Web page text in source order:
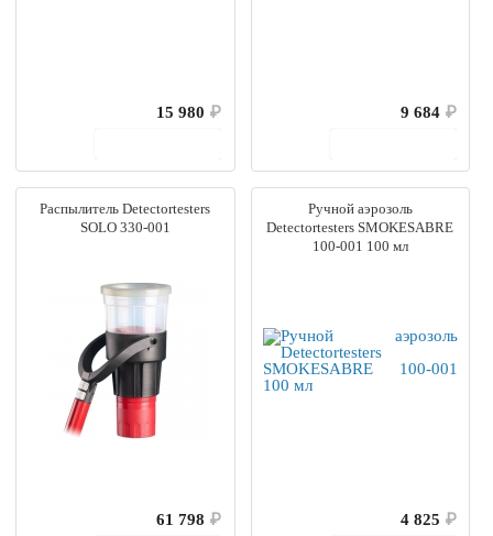
15 980 ₽
9 684 ₽
Распылитель Detectortesters
SOLO 330-001
61 798 ₽
Ручной аэрозоль
Detectortesters SMOKESABRE
100-001 100 мл
4 825 ₽